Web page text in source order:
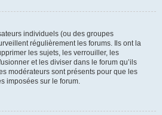
individuels (ou des groupes
régulièrement les forums. Ils ont la
les sujets, les verrouiller, les
et les diviser dans le forum qu’ils
modérateurs sont présents pour que les
imposées sur le forum.